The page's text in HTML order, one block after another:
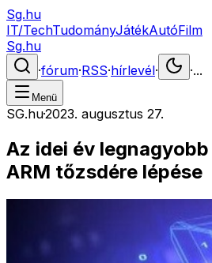
Sg.hu
IT/TechTudományJátékAutóFilm
Sg.hu
·fórum·RSS·hírlevél· ·...
Menü
SG.hu·2023. augusztus 27.
Az idei év
ARM tőzsdére lépése